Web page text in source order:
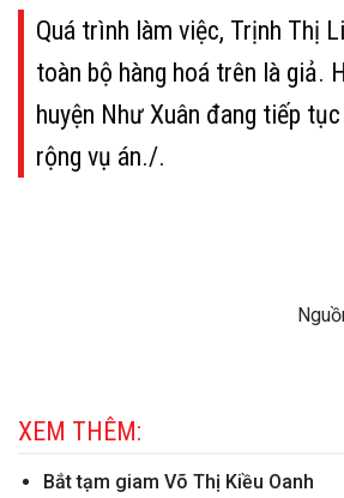
Quá trình làm việc, Trịnh Thị
toàn bộ hàng hoá trên là giả.
huyện Như Xuân đang tiếp
rộng vụ án./.
XEM THÊM:
Bắt tạm giam Võ Thị Kiều Oanh